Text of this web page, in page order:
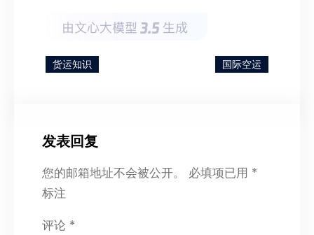
货运知识 国际空运
发表回复
您的邮箱地址不会被公开。 必填项已用 *
标注
评论 *